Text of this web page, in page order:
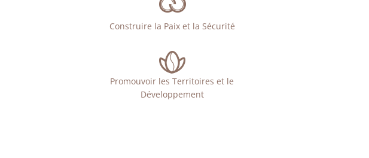
Construire la Paix et la Sécurité
Promouvoir les Territoires et le
Développement